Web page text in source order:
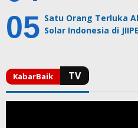
Satu Orang Terluka
Solar Indonesia di